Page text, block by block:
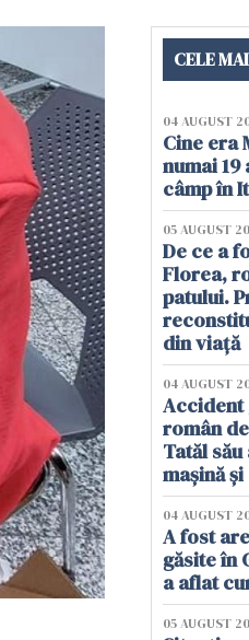
CELE
04 AUGUST
Cine era
numai
câmp în
05 AUGUST
De ce a
Florea,
patului.
din viață
04 AUGUST
Accident
român
Tatăl
mașină
04 AUGUST
A fost
găsite în
a aflat
05 AUGUST